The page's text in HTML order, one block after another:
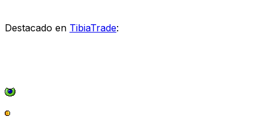
Destacado en TibiaTrade: